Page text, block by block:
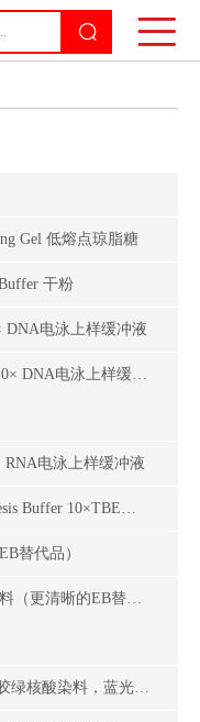
Gel 低熔点琼脂糖
干粉
DNA电泳上样缓冲液
M5 10× DNA Loading Buffer 10× DNA电泳上样缓冲液
RNA电泳上样缓冲液
M5 10×TBE DNA Electrophoresis Buffer 10×TBE电泳缓冲液
替代品）
M5 HiPure Gelred Plus 核酸染料（更清晰的EB替代品）
M5 HiPure Mei5Green 第一代胶绿核酸染料，蓝光切胶仪专用